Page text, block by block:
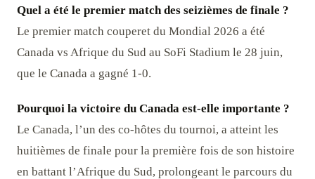
Quel a été le premier match des seizièmes de finale ?
Le premier match couperet du Mondial 2026 a été
Canada vs Afrique du Sud au SoFi Stadium le 28 juin,
que le Canada a gagné 1-0.
Pourquoi la victoire du Canada est-elle importante ?
Le Canada, l’un des co-hôtes du tournoi, a atteint les
huitièmes de finale pour la première fois de son histoire
en battant l’Afrique du Sud, prolongeant le parcours du